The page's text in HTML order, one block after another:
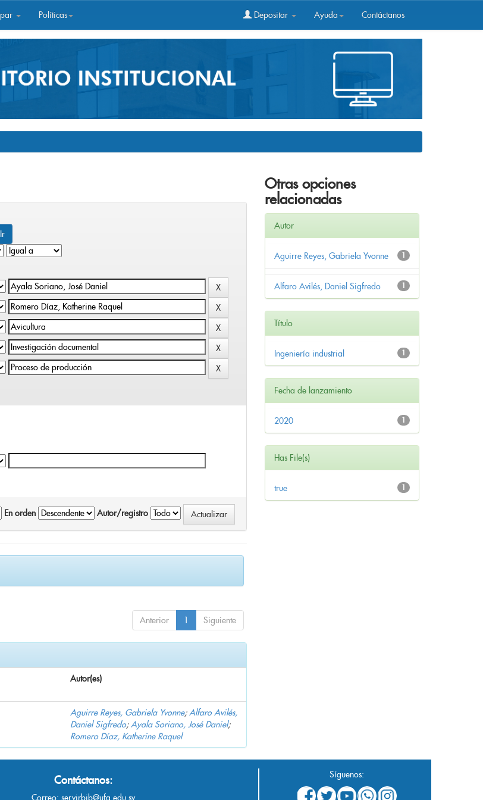
Políticas Depositar Ayuda Contáctanos
En orden Autor/registro
Anterior 1 Siguiente
Autor(es)
Aguirre Reyes, Gabriela Yvonne;Alfaro Avilés,
Daniel Sigfredo;Ayala Soriano, José Daniel;
Romero Díaz, Katherine Raquel
Otras opciones
relacionadas
Autor
1
Aguirre Reyes, Gabriela Yvonne
1
Alfaro Avilés, Daniel Sigfredo
Título
1
Ingeniería industrial
Fecha de lanzamiento
1
2020
Has File(s)
1
true
Contáctanos:
Correo: servirbib@ufg.edu.sv
Síguenos: